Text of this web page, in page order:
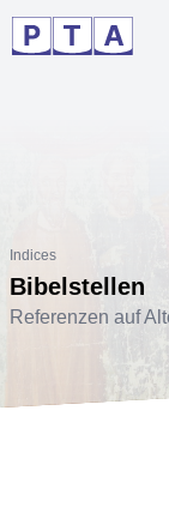
Indices
Bibelstellen
Referenzen auf